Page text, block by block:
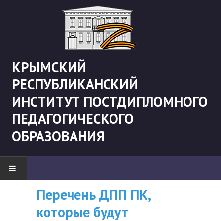
КРЫМСКИЙ
РЕСПУБЛИКАНСКИЙ
ИНСТИТУТ ПОСТДИПЛОМНОГО
ПЕДАГОГИЧЕСКОГО
ОБРАЗОВАНИЯ
НОВОСТИ
"Боевая" русистика
ВНИМАНИЮ
СЛУШАТЕЛЕЙ, У
Перечень ДПП ПК,
которые будут
Рекомендации «Об
организации